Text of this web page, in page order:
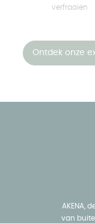
verfraaien
Ontdek onze
AKENA,
van